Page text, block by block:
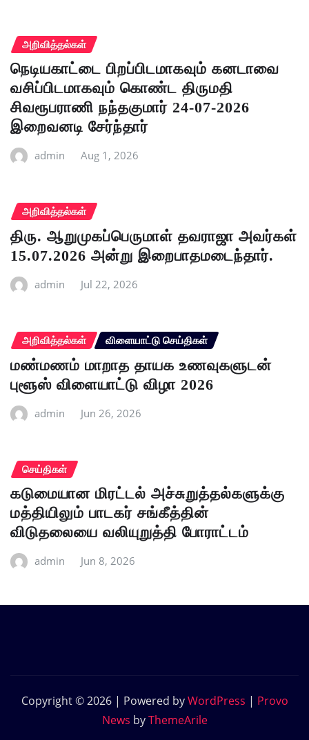
அறிவித்தல்கள்
நெடியகாட்டை பிறப்பிடமாகவும் கனடாவை
வசிப்பிடமாகவும் கொண்ட திருமதி
சிவரூபராணி நந்தகுமார் 24-07-2026
இறைவனடி சேர்ந்தார்
admin Aug 1, 2026
அறிவித்தல்கள்
திரு. ஆறுமுகப்பெருமாள் தவராஜா அவர்கள்
15.07.2026 அன்று இறைபாதமடைந்தார்.
admin Jul 22, 2026
அறிவித்தல்கள் விளையாட்டு செய்திகள்
மண்மணம் மாறாத தாயக உணவுகளுடன்
புளூஸ் விளையாட்டு விழா 2026
admin Jun 26, 2026
செய்திகள்
கடுமையான மிரட்டல் அச்சுறுத்தல்களுக்கு
மத்தியிலும் பாடகர் சங்கீத்தின்
விடுதலையை வலியுறுத்தி போராட்டம்
admin Jun 8, 2026
Copyright © 2026 | Powered byWordPress | Provo
News byThemeArile